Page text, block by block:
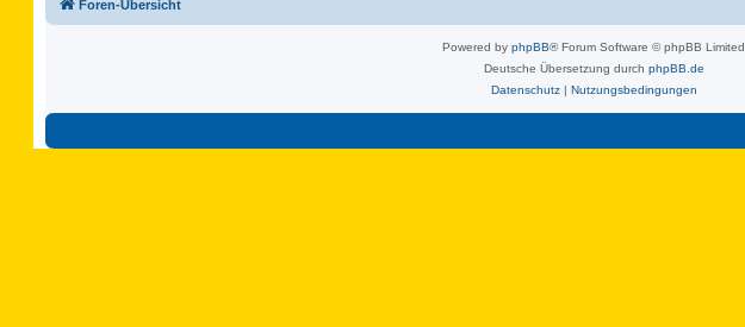
Foren-Übersicht
Powered by phpBB® Forum Software © phpBB Limited
Deutsche Übersetzung durch phpBB.de
Datenschutz| Nutzungsbedingungen